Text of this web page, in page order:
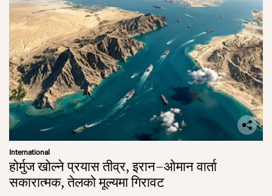
International
होर्मुज खोल्ने प्रयास तीव्र, इरान–ओमान वार्ता
सकारात्मक, तेलको मूल्यमा गिरावट